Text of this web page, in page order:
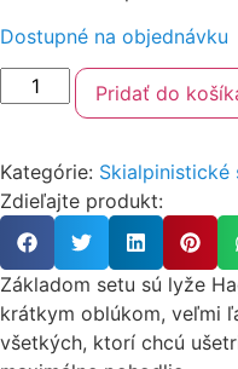
Dostupné na objednávku
Pridať do
Kategórie: Skialpinistické
Zdieľajte produkt:
Základom setu sú lyže
krátkym oblúkom, veľmi
všetkých, ktorí chcú